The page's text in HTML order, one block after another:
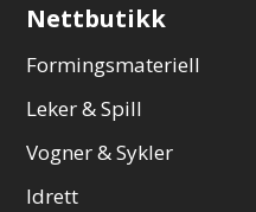
Nettbutikk
Formingsmateriell
Leker & Spill
Vogner & Sykler
Idrett